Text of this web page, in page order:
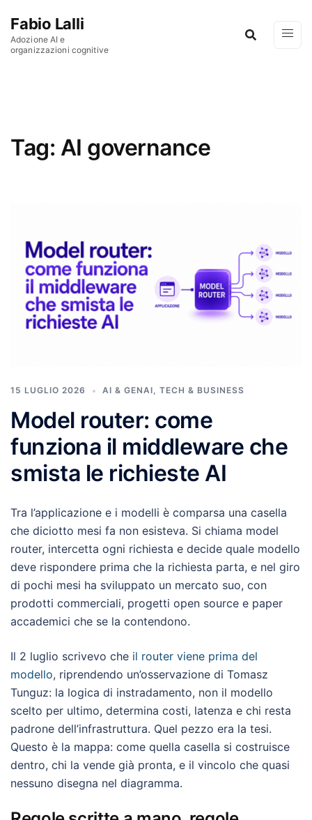
Fabio Lalli
Adozione AI e
organizzazioni cognitive
Tag: AI governance
15 LUGLIO 2026 AI & GENAI, TECH & BUSINESS
Model router: come
funziona il middleware che
smista le richieste AI
Tra l’applicazione e i modelli è comparsa una casella
che diciotto mesi fa non esisteva. Si chiama model
router, intercetta ogni richiesta e decide quale modello
deve rispondere prima che la richiesta parta, e nel giro
di pochi mesi ha sviluppato un mercato suo, con
prodotti commerciali, progetti open source e paper
accademici che se la contendono.
Il 2 luglio scrivevo che il router viene prima del
modello, riprendendo un’osservazione di Tomasz
Tunguz: la logica di instradamento, non il modello
scelto per ultimo, determina costi, latenza e chi resta
padrone dell’infrastruttura. Quel pezzo era la tesi.
Questo è la mappa: come quella casella si costruisce
dentro, chi la vende già pronta, e il vincolo che quasi
nessuno disegna nel diagramma.